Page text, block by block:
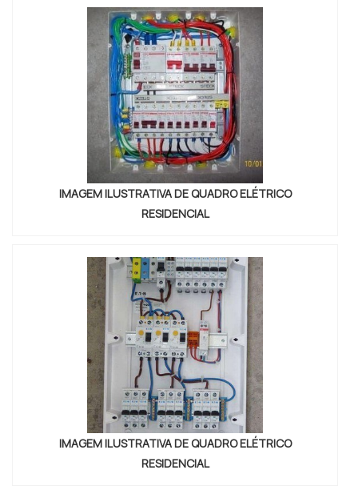
IMAGEM ILUSTRATIVA DE QUADRO ELÉTRICO
RESIDENCIAL
IMAGEM ILUSTRATIVA DE QUADRO ELÉTRICO
RESIDENCIAL